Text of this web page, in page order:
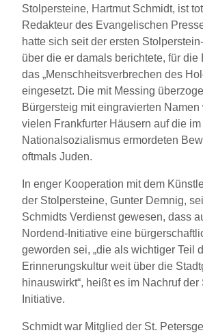
Stolpersteine, Hartmut Schmidt, ist
Redakteur des Evangelischen
hatte sich seit der ersten
über die er damals berichtete, für die
das „Menschheitsverbrechen des
eingesetzt. Die mit Messing
Bürgersteig mit eingravierten
vielen Frankfurter Häusern auf die im
Nationalsozialismus ermordeten
oftmals Juden.
In enger Kooperation mit dem
der Stolpersteine, Gunter Demnig,
Schmidts Verdienst gewesen, dass
Nordend-Initiative eine
geworden sei, „die als wichtiger Teil
Erinnerungskultur weit über die
hinauswirkt“, heißt es im Nachruf
Initiative.
Schmidt war Mitglied der St.